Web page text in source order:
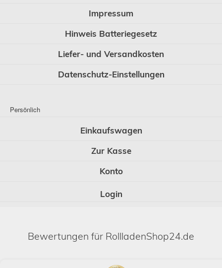
Impressum
Hinweis Batteriegesetz
Liefer- und Versandkosten
Datenschutz-Einstellungen
Persönlich
Einkaufswagen
Zur Kasse
Konto
Login
Bewertungen für RollladenShop24.de